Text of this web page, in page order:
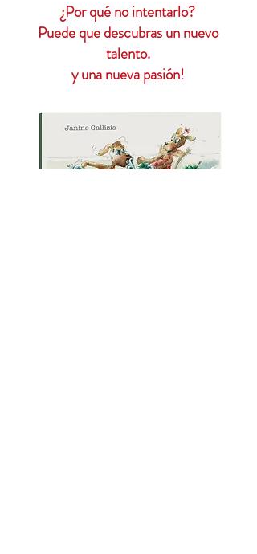
​¿Por qué no intentarlo?
Puede que descubras un nuevo
talento.
y una nueva pasión!